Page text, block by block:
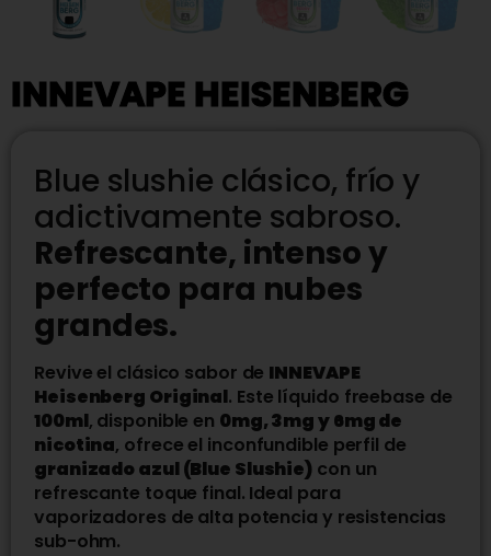
INNEVAPE HEISENBERG
Blue slushie clásico, frío y
adictivamente sabroso.
Refrescante, intenso y
perfecto para nubes
grandes.
Revive el clásico sabor de INNEVAPE
Heisenberg Original. Este líquido freebase de
100ml, disponible en 0mg, 3mg y 6mg de
nicotina, ofrece el inconfundible perfil de
granizado azul (Blue Slushie) con un
refrescante toque final. Ideal para
vaporizadores de alta potencia y resistencias
sub-ohm.